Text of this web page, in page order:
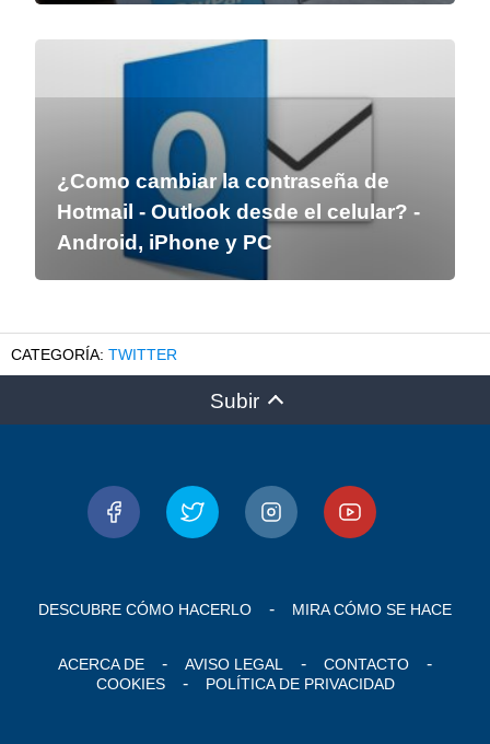
¿Como cambiar la contraseña de
Hotmail - Outlook desde el celular? -
Android, iPhone y PC
TWITTER
Subir
DESCUBRE CÓMO HACERLO MIRA CÓMO SE HACE
ACERCA DE AVISO LEGAL
CONTACTO
COOKIES
POLÍTICA DE PRIVACIDAD